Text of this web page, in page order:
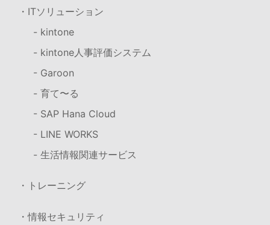
・ITソリューション
- kintone
- kintone人事評価システム
- Garoon
- 育て〜る
- SAP Hana Cloud
- LINE WORKS
- 生活情報関連サービス
・トレーニング
・情報セキュリティ